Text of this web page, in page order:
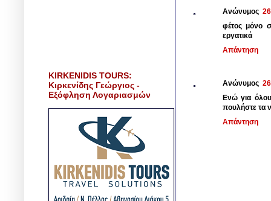
Ανώνυμος
φέτος μόνο
εργατικά
Απάντηση
Ανώνυμος
Ενώ για
πουλήστε τα
Απάντηση
KIRKENIDIS TOURS:
Κιρκενίδης Γεώργιος -
Εξόφληση Λογαριασμών